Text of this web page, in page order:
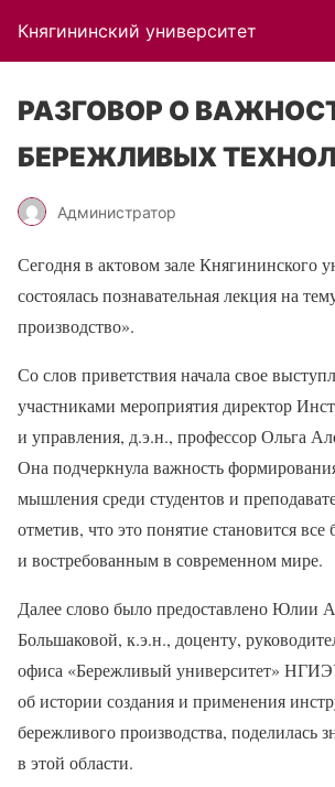
Княгининский университет
РАЗГОВОР О
БЕРЕЖЛИВЫХ
Администратор
Сегодня в актовом зале Княгининского
состоялась познавательная лекция на
производство».
Со слов приветствия начала свое
участниками мероприятия директор
и управления, д.э.н., профессор Ольга
Она подчеркнула важность
мышления среди студентов и
отметив, что это понятие становится
и востребованным в современном мире.
Далее слово было предоставлено Юлии
Большаковой, к.э.н., доценту,
офиса «Бережливый университет»
об истории создания и применения
бережливого производства, поделилась
в этой области.